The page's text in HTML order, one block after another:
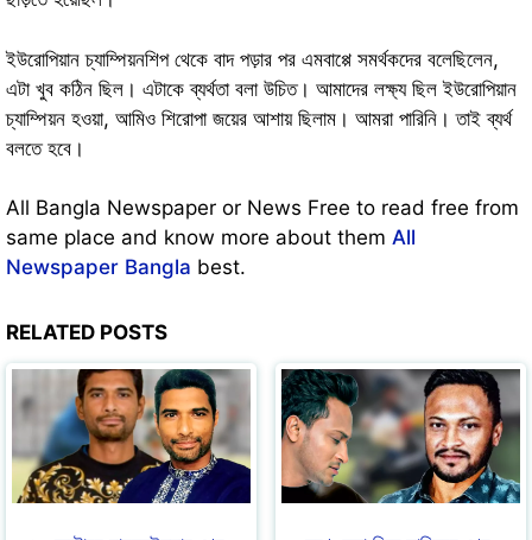
ইউরোপিয়ান চ্যাম্পিয়নশিপ থেকে বাদ পড়ার পর এমবাপ্পে সমর্থকদের বলেছিলেন,
এটা খুব কঠিন ছিল। এটাকে ব্যর্থতা বলা উচিত। আমাদের লক্ষ্য ছিল ইউরোপিয়ান
চ্যাম্পিয়ন হওয়া, আমিও শিরোপা জয়ের আশায় ছিলাম। আমরা পারিনি। তাই ব্যর্থ
বলতে হবে।
All Bangla Newspaper or News Free to read free from
same place and know more about them All
Newspaper Bangla best.
RELATED POSTS